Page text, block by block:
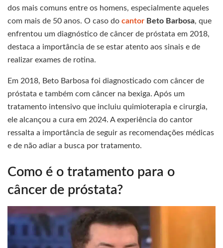
dos mais comuns entre os homens, especialmente aqueles
com mais de 50 anos. O caso do cantor Beto Barbosa, que
enfrentou um diagnóstico de câncer de próstata em 2018,
destaca a importância de se estar atento aos sinais e de
realizar exames de rotina.
Em 2018, Beto Barbosa foi diagnosticado com câncer de
próstata e também com câncer na bexiga. Após um
tratamento intensivo que incluiu quimioterapia e cirurgia,
ele alcançou a cura em 2024. A experiência do cantor
ressalta a importância de seguir as recomendações médicas
e de não adiar a busca por tratamento.
Como é o tratamento para o
câncer de próstata?